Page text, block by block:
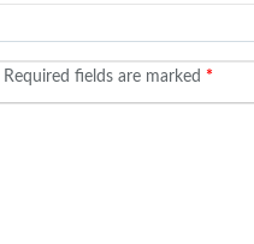
Required fields are marked *